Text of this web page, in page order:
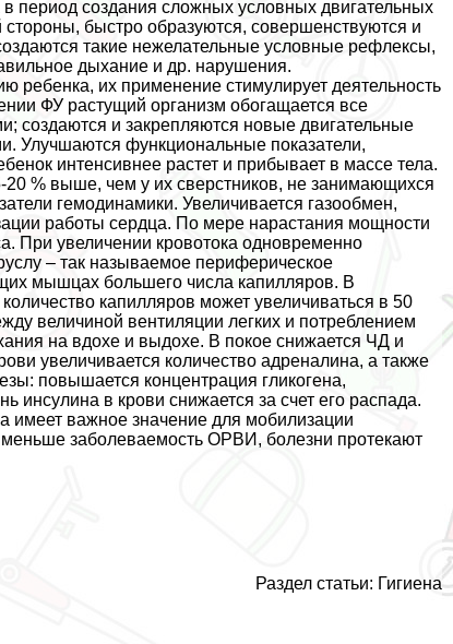
период создания сложных условных двигательных
быстро образуются, совершенствуются и
такие нежелательные условные рефлексы,
дыхание и др. нарушения.
ребенка, их применение стимулирует деятельность
ФУ растущий организм обогащается все
создаются и закрепляются новые двигательные
Улучшаются функциональные показатели,
интенсивнее растет и прибывает в массе тела.
% выше, чем у их сверстников, не занимающихся
гемодинамики. Увеличивается газообмен,
работы сердца. По мере нарастания мощности
При увеличении кровотока одновременно
– так называемое периферическое
мышцах большего числа капилляров. В
капилляров может увеличиваться в 50
величиной вентиляции легких и потрeблением
на вдохе и выдохе. В покое снижается ЧД и
увеличивается количество адреналина, а также
повышается концентрация гликогена,
инсулина в крови снижается за счет его распада.
имеет важное значение для мобилизации
заболеваемость ОРВИ, болезни протекают
Раздел статьи: Гигиена